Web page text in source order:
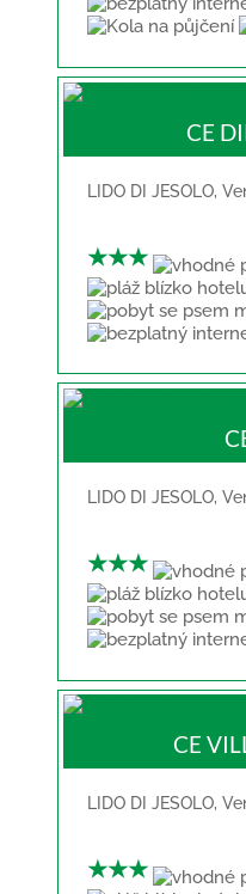
CE
LIDO DI JESOLO,
★★★
LIDO DI JESOLO,
★★★
CE
LIDO DI JESOLO,
★★★